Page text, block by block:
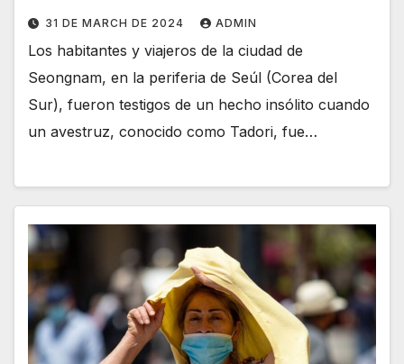
31 DE MARCH DE 2024 ADMIN
Los habitantes y viajeros de la ciudad de
Seongnam, en la periferia de Seúl (Corea del
Sur), fueron testigos de un hecho insólito cuando
un avestruz, conocido como Tadori, fue…